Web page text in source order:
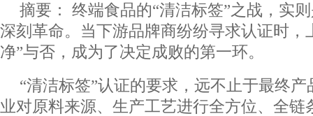
摘要： 终端食品的“清洁标签”之战，实
深刻革命。当下游品牌商纷纷寻求认证时，
净”与否，成为了决定成败的第一环。
“清洁标签”认证的要求，远不止于最终
业对原料来源、生产工艺进行全方位、全链